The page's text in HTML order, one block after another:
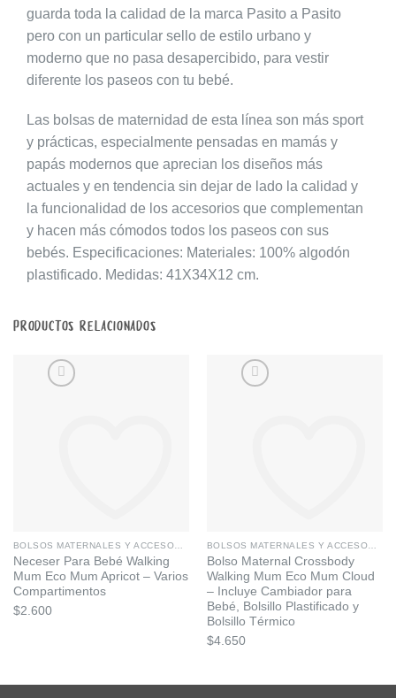
guarda toda la calidad de la marca Pasito a Pasito
pero con un particular sello de estilo urbano y
moderno que no pasa desapercibido, para vestir
diferente los paseos con tu bebé.
Las bolsas de maternidad de esta línea son más sport
y prácticas, especialmente pensadas en mamás y
papás modernos que aprecian los diseños más
actuales y en tendencia sin dejar de lado la calidad y
la funcionalidad de los accesorios que complementan
y hacen más cómodos todos los paseos con sus
bebés. Especificaciones: Materiales: 100% algodón
plastificado. Medidas: 41X34X12 cm.
PRODUCTOS RELACIONADOS
Añadir a la lista de deseos
Neceser Para Bebé Walking
Mum Eco Mum Apricot – Varios
Compartimentos
$2.600
Añadir a la lista de deseos
Bolso Maternal Crossbody
Walking Mum Eco Mum Cloud
– Incluye Cambiador para
Bebé, Bolsillo Plastificado y
Bolsillo Térmico
$4.650